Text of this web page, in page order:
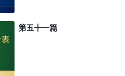
第五十一篇